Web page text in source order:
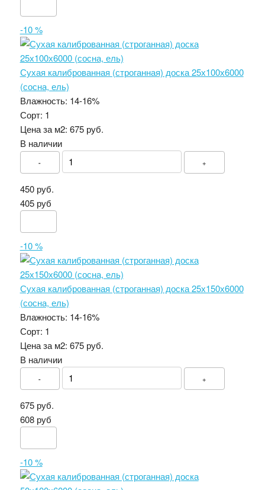
-10 %
Сухая калиброванная (строганная) доска 25х100х6000
(сосна, ель)
Влажность: 14-16%
Сорт: 1
Цена за м2: 675 руб.
В наличии
- +
450 руб.
405 руб
-10 %
Сухая калиброванная (строганная) доска 25х150х6000
(сосна, ель)
Влажность: 14-16%
Сорт: 1
Цена за м2: 675 руб.
В наличии
- +
675 руб.
608 руб
-10 %